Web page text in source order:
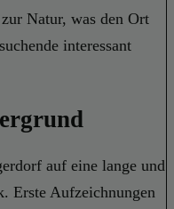
Natur, was den Ort
interessant
auf eine lange und
Erste Aufzeichnungen